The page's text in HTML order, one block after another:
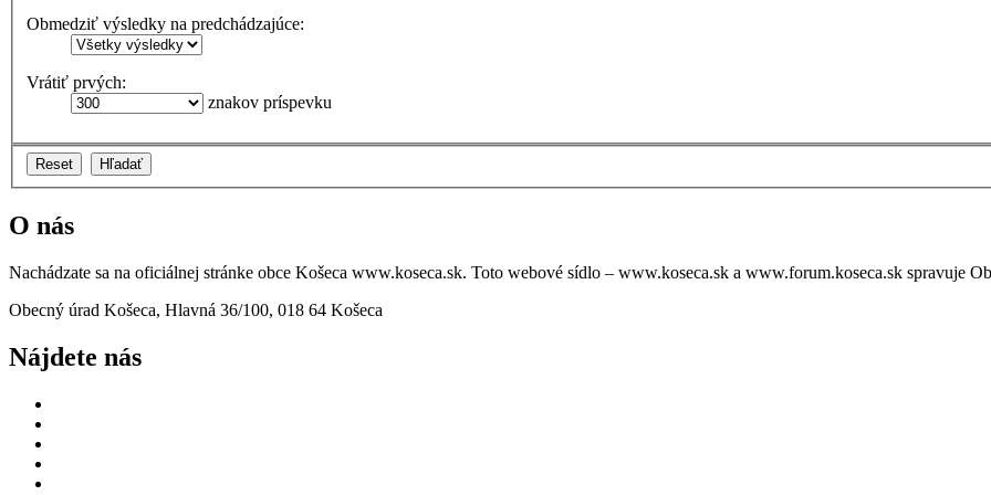
Obmedziť výsledky na predchádzajúce:
Vrátiť prvých:
znakov príspevku
O nás
Nachádzate sa na oficiálnej stránke obce Košeca www.koseca.sk. Toto webové sídlo – www.koseca.sk a www.forum.koseca.sk spravuje
Obecný úrad Košeca, Hlavná 36/100, 018 64 Košeca
Nájdete nás